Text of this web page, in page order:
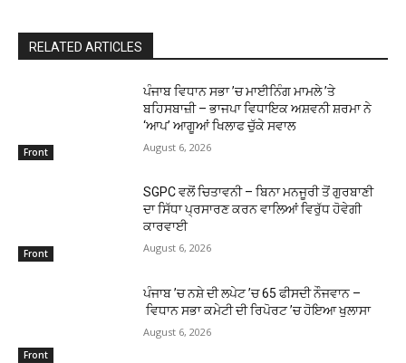
RELATED ARTICLES
Front
ਪੰਜਾਬ ਵਿਧਾਨ ਸਭਾ ’ਚ ਮਾਈਨਿੰਗ ਮਾਮਲੇ ’ਤੇ
ਬਹਿਸਬਾਜ਼ੀ – ਭਾਜਪਾ ਵਿਧਾਇਕ ਅਸ਼ਵਨੀ ਸ਼ਰਮਾ ਨੇ
‘ਆਪ’ ਆਗੂਆਂ ਖਿਲਾਫ ਚੁੱਕੇ ਸਵਾਲ
August 6, 2026
Front
SGPC ਵਲੋਂ ਚਿਤਾਵਨੀ – ਬਿਨਾ ਮਨਜੂਰੀ ਤੋਂ ਗੁਰਬਾਣੀ
ਦਾ ਸਿੱਧਾ ਪ੍ਰਸਾਰਣ ਕਰਨ ਵਾਲਿਆਂ ਵਿਰੁੱਧ ਹੋਵੇਗੀ
ਕਾਰਵਾਈ
August 6, 2026
Front
ਪੰਜਾਬ ’ਚ ਨਸ਼ੇ ਦੀ ਲਪੇਟ ’ਚ 65 ਫੀਸਦੀ ਨੌਜਵਾਨ –
ਵਿਧਾਨ ਸਭਾ ਕਮੇਟੀ ਦੀ ਰਿਪੋਰਟ ’ਚ ਹੋਇਆ ਖੁਲਾਸਾ
August 6, 2026